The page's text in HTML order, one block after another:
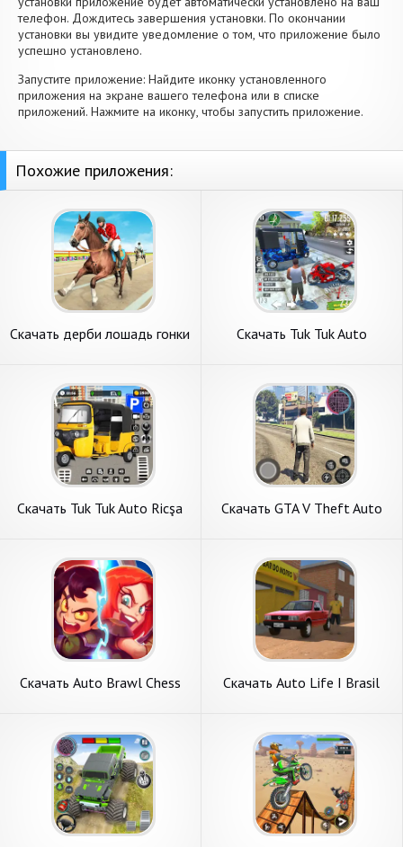
телефон. Дождитесь завершения установки. По окончании
установки вы увидите уведомление о том, что приложение было
успешно установлено.
Запустите приложение: Найдите иконку установленного
приложения на экране вашего телефона или в списке
приложений. Нажмите на иконку, чтобы запустить приложение.
Похожие приложения:
Скачать дерби лошадь гонки
Скачать Tuk Tuk Auto
Андроид
Скачать Tuk Tuk Auto Ricşa
Скачать GTA V Theft Auto
на Андроид
Скачать Auto Brawl Chess
Скачать Auto Life I Brasil